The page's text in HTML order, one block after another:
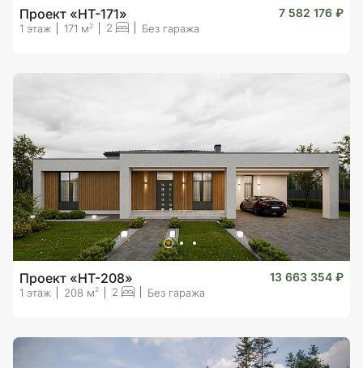
Проект «HT-171» 7 582 176 ₽
1 этаж 171 м 2 2 Без гаража
Проект «HT-208» 13 663 354 ₽
1 этаж 208 м2 2 Без гаража